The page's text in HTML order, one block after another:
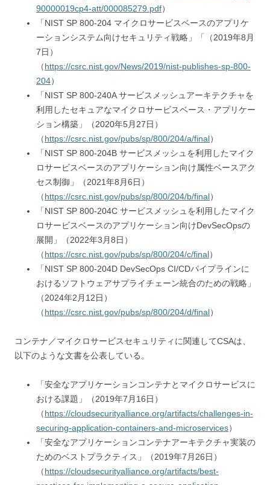
90000019cp4-att/000085279.pdf）
「NIST SP 800-204 マイクロサービスベースのアプリケ
ーションシステム向けセキュリティ戦略」「（2019年8月
7日）
（https://csrc.nist.gov/News/2019/nist-publishes-sp-800-
204）
「NIST SP 800-240A サービスメッシュアーキテクチャを
利用したセキュアなマイクロサービスベース・アプリケー
ション構築」（2020年5月27日）
（https://csrc.nist.gov/pubs/sp/800/204/a/final）
「NIST SP 800-204B サービスメッシュを利用したマイク
ロサービスベースのアプリケーション向け属性ベースアク
セス制御」（2021年8月6日）
（https://csrc.nist.gov/pubs/sp/800/204/b/final）
「NIST SP 800-204C サービスメッシュを利用したマイク
ロサービスベースのアプリケーション向けDevSecOpsの
展開」（2022年3月8日）
（https://csrc.nist.gov/pubs/sp/800/204/c/final）
「NIST SP 800-204D DevSecOps CI/CDパイプラインに
おけるソフトウェアサプライチェーン統合のための戦略」
（2024年2月12日）
（https://csrc.nist.gov/pubs/sp/800/204/d/final）
コンテナ／マイクロサービスセキュリティに関連してCSAは、
以下のような文書を公表している。
「安全なアプリケーションコンテナとマイクロサービスに
おける課題」（2019年7月16日）
（https://cloudsecurityalliance.org/artifacts/challenges-in-
securing-application-containers-and-microservices）
「安全なアプリケーションコンテナアーキテクチャ実装の
ためのベストプラクティス」（2019年7月26日）
（https://cloudsecurityalliance.org/artifacts/best-